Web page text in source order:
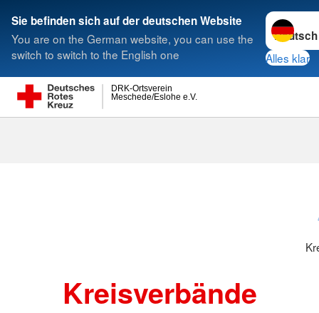
Sie befinden sich auf der deutschen Website
You are on the German website, you can use the
switch to switch to the English one
Sprache
Alles klar
Meschede/Eslohe e.V.
DRK-Ortsverein
Suche
Kreisverbände